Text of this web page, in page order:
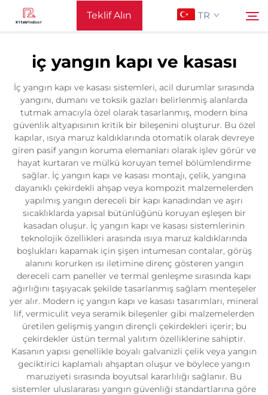
Teklif Alın TR
Ana Sayfa
Destek
Ürünler
Uygulama
Haberler
Bize Ulaşın
Ara
iç yangın kapı ve kasası
İç yangın kapı ve kasası sistemleri, acil durumlar sırasında
yangını, dumanı ve toksik gazları belirlenmiş alanlarda
tutmak amacıyla özel olarak tasarlanmış, modern bina
güvenlik altyapısının kritik bir bileşenini oluşturur. Bu özel
kapılar, ısıya maruz kaldıklarında otomatik olarak devreye
giren pasif yangın koruma elemanları olarak işlev görür ve
hayat kurtaran ve mülkü koruyan temel bölümlendirme
sağlar. İç yangın kapı ve kasası montajı, çelik, yangına
dayanıklı çekirdekli ahşap veya kompozit malzemelerden
yapılmış yangın dereceli bir kapı kanadından ve aşırı
sıcaklıklarda yapısal bütünlüğünü koruyan eşleşen bir
kasadan oluşur. İç yangın kapı ve kasası sistemlerinin
teknolojik özellikleri arasında ısıya maruz kaldıklarında
boşlukları kapamak için şişen intumesan contalar, görüş
alanını korurken ısı iletimine direnç gösteren yangın
dereceli cam paneller ve termal genleşme sırasında kapı
ağırlığını taşıyacak şekilde tasarlanmış sağlam menteşeler
yer alır. Modern iç yangın kapı ve kasası tasarımları, mineral
lif, vermiculit veya seramik bileşenler gibi malzemelerden
üretilen gelişmiş yangın dirençli çekirdekleri içerir; bu
çekirdekler üstün termal yalıtım özelliklerine sahiptir.
Kasanın yapısı genellikle boyalı galvanizli çelik veya yangın
geciktirici kaplamalı ahşaptan oluşur ve böylece yangın
maruziyeti sırasında boyutsal kararlılığı sağlanır. Bu
sistemler uluslararası yangın güvenliği standartlarına göre